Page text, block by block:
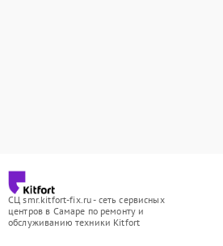
СЦ smr.kitfort-fix.ru - сеть сервисных
центров в Самаре по ремонту и
обслуживанию техники Kitfort